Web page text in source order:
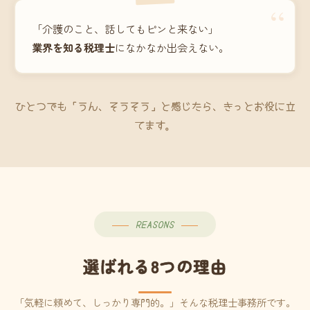
“
「介護のこと、話してもピンと来ない」
業界を知る税理士になかなか出会えない。
ひとつでも「うん、そうそう」と感じたら、きっとお役に立
てます。
REASONS
選ばれる8つの理由
「気軽に頼めて、しっかり専門的。」そんな税理士事務所です。